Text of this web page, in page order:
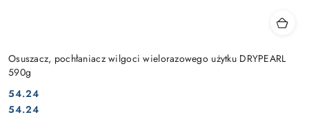
Osuszacz, pochłaniacz wilgoci wielorazowego użytku DRYPEARL
590g
Cena:
54.24
Cena:
54.24